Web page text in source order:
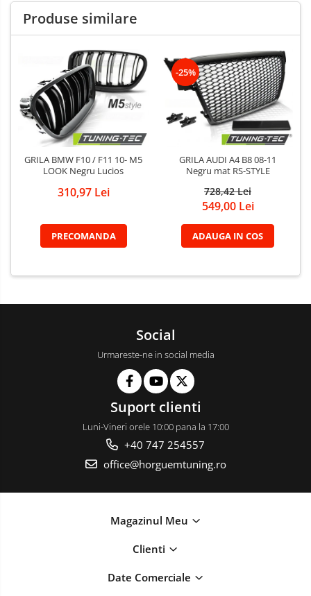
Produse similare
GRILA BMW F10 / F11 10- M5
LOOK Negru Lucios
310,97 Lei
PRECOMANDA
-25%
GRILA AUDI A4 B8 08-11
Negru mat RS-STYLE
728,42 Lei
549,00 Lei
ADAUGA IN COS
Social
Urmareste-ne in social media
Suport clienti
Luni-Vineri orele 10:00 pana la 17:00
+40 747 254557
office@horguemtuning.ro
Magazinul Meu
Clienti
Date Comerciale